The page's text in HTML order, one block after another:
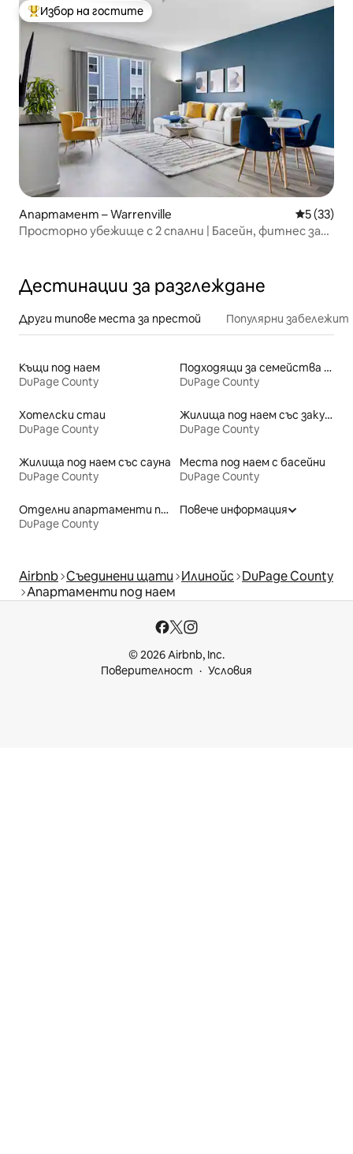
Най-популярен избор на гостите
Избор на гостите
Апартамент – Warrenville Средна
5 (33)
Просторно убежище с 2 спални | Басейн, фитнес зала
Дестинации за разглеждане
Други типове места за престой Популярни
Къщи под наем
DuPage County
Подходящи за семейства места под наем
DuPage County
Хотелски стаи
DuPage County
Жилища под наем със закуска
DuPage County
Жилища под наем със сауна
DuPage County
Места под наем с басейни
DuPage County
Отделни апартаменти под наем
DuPage County
Повече информация
Airbnb Съединени щати Илинойс DuPage County
Апартаменти под наем
© 2026 Airbnb, Inc.
Поверителност
Условия